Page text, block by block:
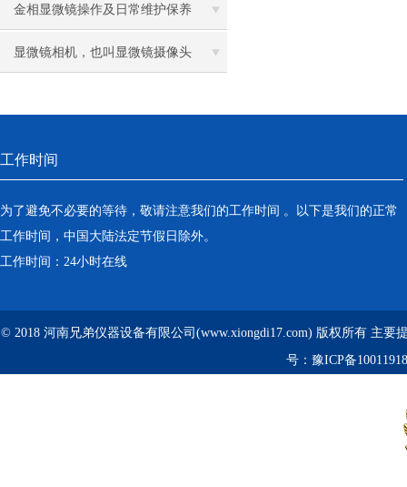
牌值得推荐
金相显微镜操作及日常维护保养
显微镜相机，也叫显微镜摄像头
工作时间
为了避免不必要的等待，敬请注意我们的工作时间 。以下是我们的正常
工作时间，中国大陆法定节假日除外。
工作时间：24小时在线
© 2018 河南兄弟仪器设备有限公司(www.xiongdi17.com) 版权所有 主要
号： 豫ICP备